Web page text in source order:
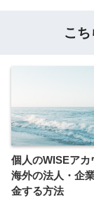
こち
個人のWISEアカ
海外の法人・企
金する方法